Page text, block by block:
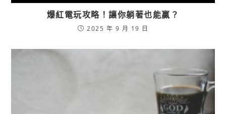
爆紅電玩攻略！讓你躺著也能贏？
2025 年 9 月 19 日